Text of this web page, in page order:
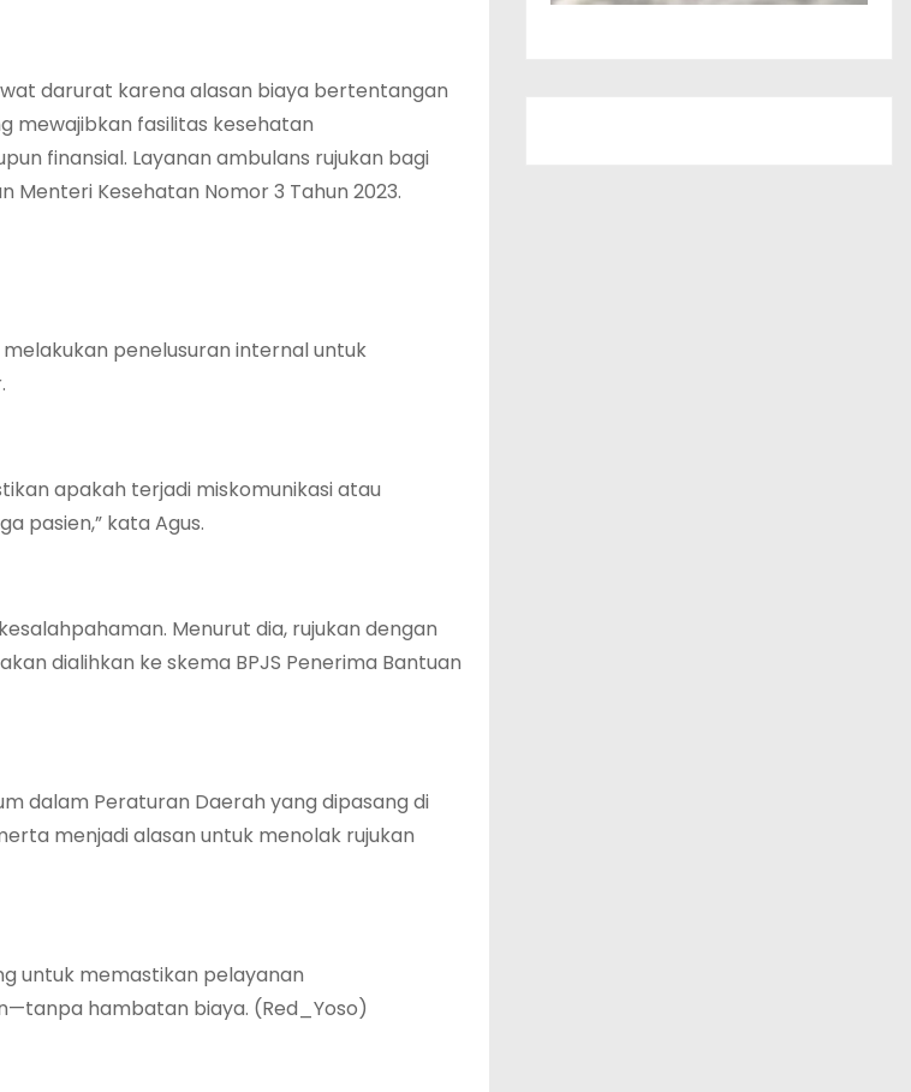
darurat karena alasan biaya bertentangan
mewajibkan fasilitas kesehatan
finansial. Layanan ambulans rujukan bagi
Kesehatan Nomor 3 Tahun 2023.
penelusuran internal untuk
apakah terjadi miskomunikasi atau
pasien,” kata Agus.
Menurut dia, rujukan dengan
dialihkan ke skema BPJS Penerima Bantuan
dalam Peraturan Daerah yang dipasang di
menjadi alasan untuk menolak rujukan
untuk memastikan pelayanan
hambatan biaya. (Red_Yoso)